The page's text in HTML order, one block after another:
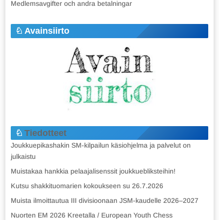
Medlemsavgifter och andra betalningar
Avainsiirto
Tiedotteet
Joukkuepikashakin SM-kilpailun käsiohjelma ja palvelut on
julkaistu
Muistakaa hankkia pelaajalisenssit joukkuebliksteihin!
Kutsu shakkituomarien kokoukseen su 26.7.2026
Muista ilmoittautua III divisioonaan JSM-kaudelle 2026–2027
Nuorten EM 2026 Kreetalla / European Youth Chess